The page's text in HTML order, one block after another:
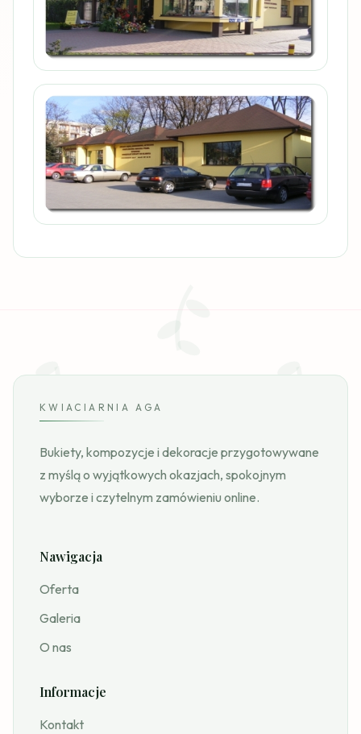
KWIACIARNIA AGA
Bukiety, kompozycje i dekoracje przygotowywane
z myślą o wyjątkowych okazjach, spokojnym
wyborze i czytelnym zamówieniu online.
Nawigacja
Oferta
Galeria
O nas
Informacje
Kontakt